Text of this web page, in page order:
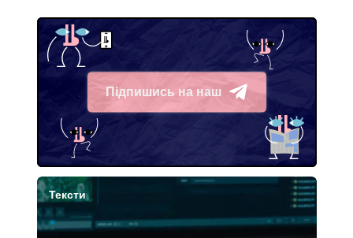
Підпишись на наш
Telegram
Тексти